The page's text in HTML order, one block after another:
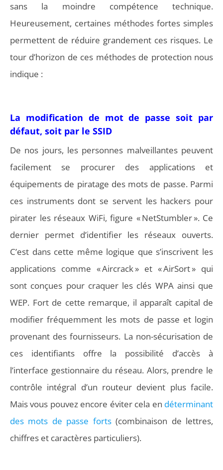
sans la moindre compétence technique.
Heureusement, certaines méthodes fortes simples
permettent de réduire grandement ces risques. Le
tour d’horizon de ces méthodes de protection nous
indique :
La modification de mot de passe soit par
défaut, soit par le SSID
De nos jours, les personnes malveillantes peuvent
facilement se procurer des applications et
équipements de piratage des mots de passe. Parmi
ces instruments dont se servent les hackers pour
pirater les réseaux WiFi, figure « NetStumbler ». Ce
dernier permet d’identifier les réseaux ouverts.
C’est dans cette même logique que s’inscrivent les
applications comme « Aircrack » et « AirSort » qui
sont conçues pour craquer les clés WPA ainsi que
WEP. Fort de cette remarque, il apparaît capital de
modifier fréquemment les mots de passe et login
provenant des fournisseurs. La non-sécurisation de
ces identifiants offre la possibilité d’accès à
l’interface gestionnaire du réseau. Alors, prendre le
contrôle intégral d’un routeur devient plus facile.
Mais vous pouvez encore éviter cela en déterminant
des mots de passe forts(combinaison de lettres,
chiffres et caractères particuliers).